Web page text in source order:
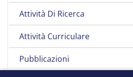
Attività Di Ricerca
Attività Curriculare
Pubblicazioni